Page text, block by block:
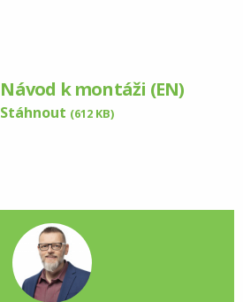
Návod k montáži (EN)
Stáhnout (612 KB)